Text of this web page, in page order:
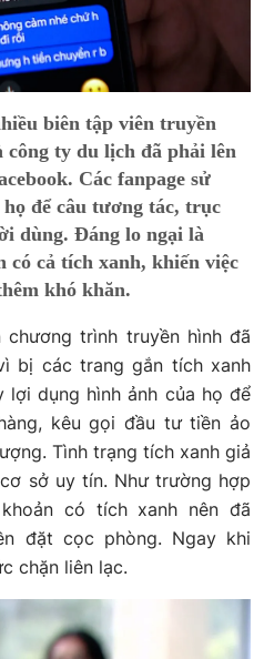
biên tập viên truyền
ty du lịch đã phải lên
Các fanpage sử
để câu tương tác, trục
dùng. Đáng lo ngại là
có cả tích xanh, khiến việc
khó khăn.
trình truyền hình đã
bị các trang gắn tích xanh
lợi dụng hình ảnh của họ để
kêu gọi đầu tư tiền ảo
Tình trạng tích xanh giả
sở uy tín. Như trường hợp
có tích xanh nên đã
đặt cọc phòng. Ngay khi
chặn liên lạc.